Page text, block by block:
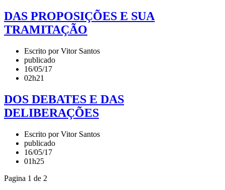
DAS PROPOSIÇÕES E SUA
TRAMITAÇÃO
Escrito por Vitor Santos
publicado
16/05/17
02h21
DOS DEBATES E DAS
DELIBERAÇÕES
Escrito por Vitor Santos
publicado
16/05/17
01h25
Pagina 1 de 2